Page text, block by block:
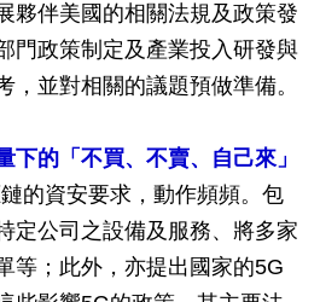
夥伴美國的相關法規及政策發
門政策制定及產業投入研發與
，並對相關的議題預做準備。
下的「不買、不賣、自己來」
的資安要求，動作頻頻。包
定公司之設備及服務、將多家
等；此外，亦提出國家的5G